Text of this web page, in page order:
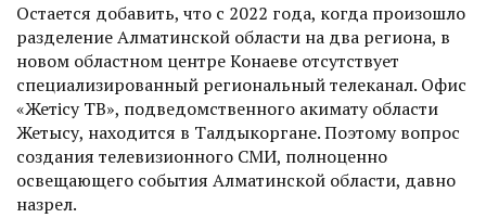
Остается добавить, что с 2022 года, когда произошло
разделение Алматинской области на два региона, в
новом областном центре Конаеве отсутствует
специализированный региональный телеканал. Офис
«Жетісу ТВ», подведомственного акимату области
Жетысу, находится в Талдыкоргане. Поэтому вопрос
создания телевизионного СМИ, полноценно
освещающего события Алматинской области, давно
назрел.